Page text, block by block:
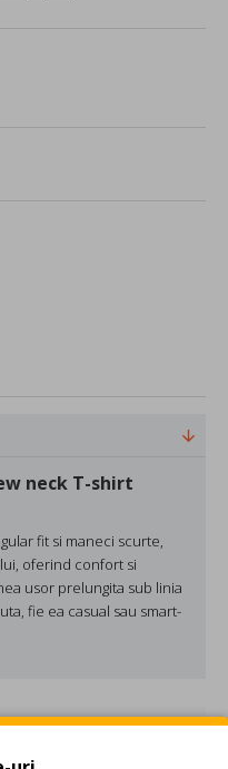
neck T-shirt
fit si maneci scurte,
oferind confort si
usor prelungita sub linia
fie ea casual sau smart-